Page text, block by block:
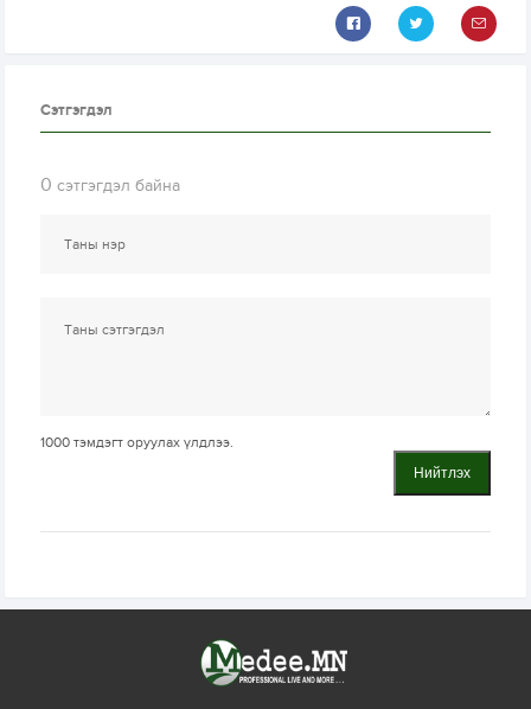
Сэтгэгдэл
0 сэтгэгдэл байна
1000 тэмдэгт оруулах үлдлээ.
Нийтлэх